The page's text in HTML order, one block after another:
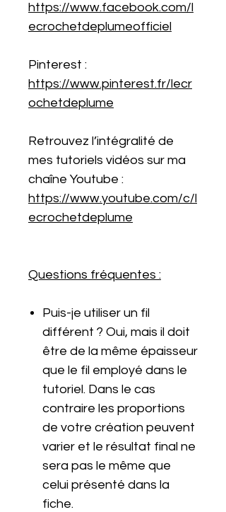
https://www.facebook.com/l
ecrochetdeplumeofficiel
Pinterest :
https://www.pinterest.fr/lecr
ochetdeplume
Retrouvez l’intégralité de
mes tutoriels vidéos sur ma
chaîne Youtube :
https://www.youtube.com/c/l
ecrochetdeplume
Questions fréquentes :
Puis-je utiliser un fil
différent ? Oui, mais il doit
être de la même épaisseur
que le fil employé dans le
tutoriel. Dans le cas
contraire les proportions
de votre création peuvent
varier et le résultat final ne
sera pas le même que
celui présenté dans la
fiche.